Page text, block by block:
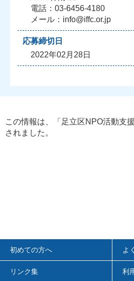
電話：03-6456-4180
メール：info@iffc.or.jp
応募締切日
2022年02月28日
この情報は、「 足立区NPO活動支
されました。
初めての方へ よ
リンク集 利